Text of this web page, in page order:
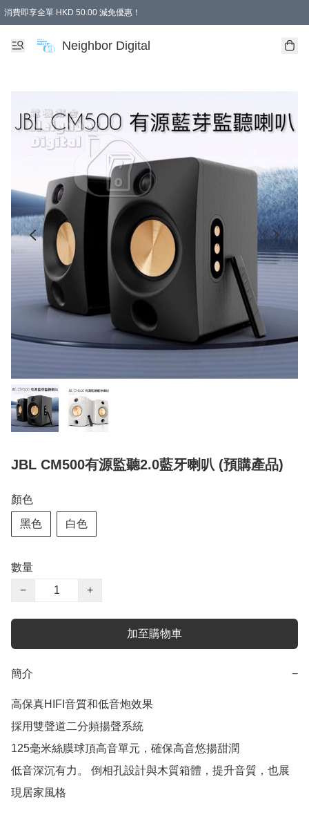
消費即享全單 HKD 50.00 減免優惠！
Neighbor Digital
JBL CM500有源監聽2.0藍牙喇叭 (預購產品)
顏色
黑色 白色
數量
−
+
加至購物車
簡介 −
高保真HIFI音質和低音炮效果
採用雙聲道二分頻揚聲系統
125毫米絲膜球頂高音單元，確保高音悠揚甜潤
低音深沉有力。 倒相孔設計與木質箱體，提升音質，也展
現居家風格